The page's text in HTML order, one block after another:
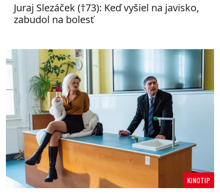
Juraj Slezáček (†73): Keď vyšiel na javisko,
zabudol na bolesť
KINOTIP